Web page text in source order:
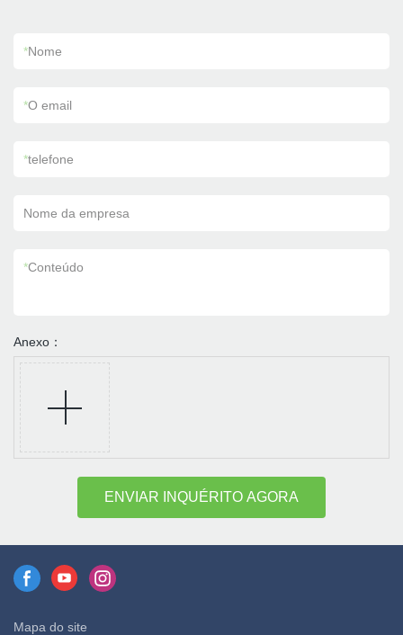
*Nome
*O email
*telefone
Nome da empresa
*Conteúdo
Anexo：
ENVIAR INQUÉRITO AGORA
Mapa do site